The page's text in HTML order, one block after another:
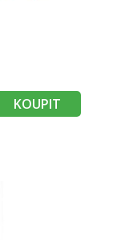
KOUPIT